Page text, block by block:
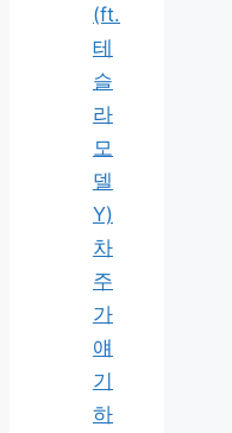
(ft.
테
슬
라
모
델
Y)
차
주
가
얘
기
하